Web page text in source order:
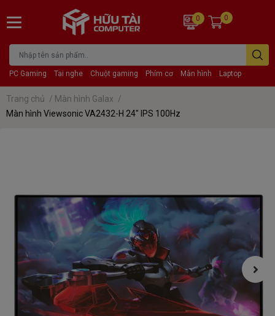
PC Gaming Tai nghe Chuột gaming Phím cơ Màn hình Laptop
0 0
Trang chủ / Màn hình Galax /
Màn hình Viewsonic VA2432-H 24" IPS 100Hz